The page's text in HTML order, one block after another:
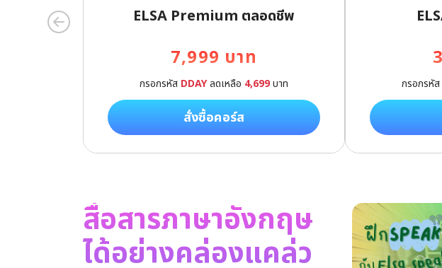
ELSA Premium ตลอดชีพ
7,999 บาท
กรอกรหัส DDAYลดเหลือ 4,699บาท
สั่งซื้อคอร์ส
กรอกรหัส
สื่อสารภาษาอังกฤษ
ได้อย่างคล่องแคล่ว